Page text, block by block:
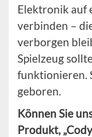
Elektronik auf
verbinden –
verborgen
Spielzeug
funktionieren.
geboren.
Können Sie
Produkt,